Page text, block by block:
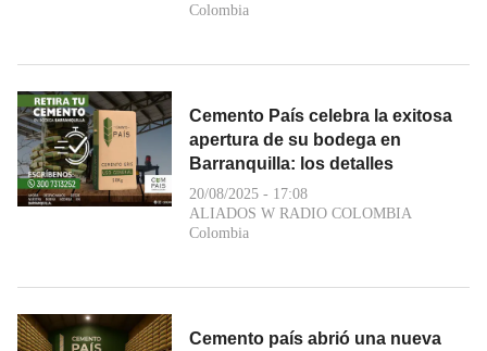
Colombia
Cemento País celebra la exitosa
apertura de su bodega en
Barranquilla: los detalles
20/08/2025 - 17:08
ALIADOS W RADIO COLOMBIA
Colombia
Cemento país abrió una nueva